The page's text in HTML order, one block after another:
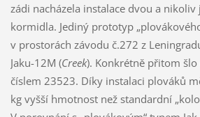
zádi nacházela instalace dvou a
kormidla. Jediný prototyp
v prostorách závodu č.272 z
Jaku-12M (Creek). Konkrétně přitom
číslem 23523. Díky instalaci plováků
kg vyšší hmotnost než standardní